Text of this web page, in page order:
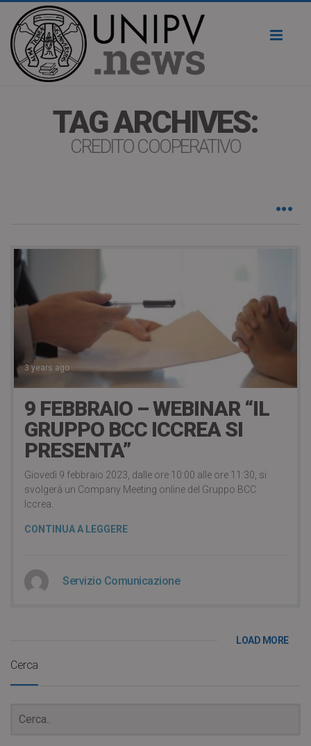
TAG ARCHIVES:
CREDITO COOPERATIVO
3 years ago
9 FEBBRAIO – WEBINAR “IL
GRUPPO BCC ICCREA SI
PRESENTA”
Giovedì 9 febbraio 2023, dalle ore 10:00 alle ore 11:30, si
svolgerà un Company Meeting online del Gruppo BCC
Iccrea.
CONTINUA A LEGGERE
Servizio Comunicazione
LOAD MORE
Cerca